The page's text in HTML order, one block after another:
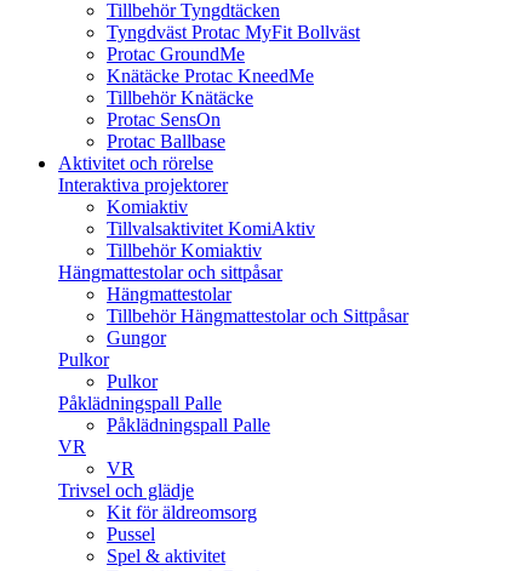
Tillbehör Tyngdtäcken
Tyngdväst Protac MyFit Bollväst
Protac GroundMe
Knätäcke Protac KneedMe
Tillbehör Knätäcke
Protac SensOn
Protac Ballbase
Aktivitet och rörelse
Interaktiva projektorer
Komiaktiv
Tillvalsaktivitet KomiAktiv
Tillbehör Komiaktiv
Hängmattestolar och sittpåsar
Hängmattestolar
Tillbehör Hängmattestolar och Sittpåsar
Gungor
Pulkor
Pulkor
Påklädningspall Palle
Påklädningspall Palle
VR
VR
Trivsel och glädje
Kit för äldreomsorg
Pussel
Spel & aktivitet